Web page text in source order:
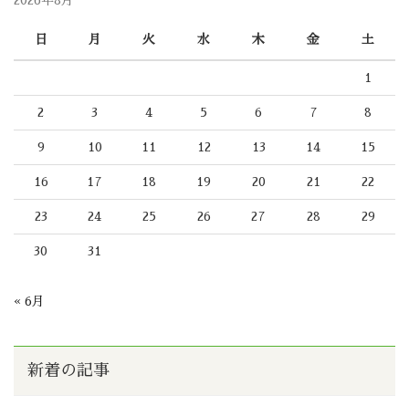
日 月 火 水 木 金 土
1
2 3 4 5 6 7 8
9 10 11 12 13 14 15
16 17 18 19 20 21 22
23 24 25 26 27 28 29
30 31
« 6月
新着の記事